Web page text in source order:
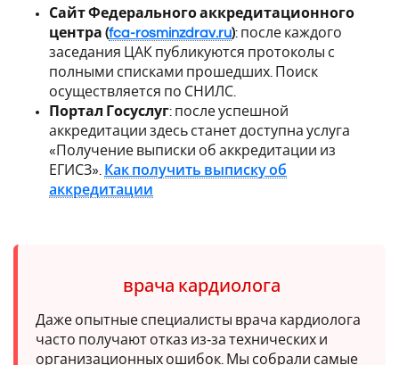
Сайт Федерального аккредитационного
центра (fca-rosminzdrav.ru): после каждого
заседания ЦАК публикуются протоколы с
полными списками прошедших. Поиск
осуществляется по СНИЛС.
Портал Госуслуг: после успешной
аккредитации здесь станет доступна услуга
«Получение выписки об аккредитации из
ЕГИСЗ».
Как получить выписку об
аккредитации
врача кардиолога
Даже опытные специалисты врача кардиолога
часто получают отказ из‑за технических и
организационных ошибок. Мы собрали самые